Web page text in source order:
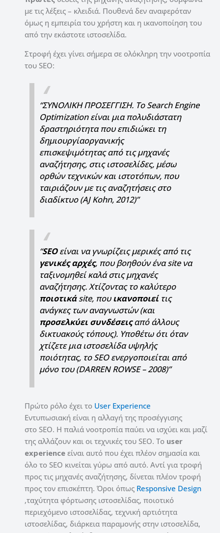
με τις λέξεις – κλειδιά. Πουθενά δεν αναφερόταν
όμως η εμπειρία του χρήστη και η ικανοποίηση του
από την εκάστοτε ιστοσελίδα.
Στροφή έχει γίνει σήμερα σε ολόκληρη την νοοτροπία
του SEO:
“ΣΥΝΟΛΙΚΗ ΠΡΟΣΕΓΓΙΣΗ. Το Search Engine
Optimization είναι μια πολυδιάστατη
δραστηριότητα που επιδιώκει τη
δημιουργίαοργανικής
επισκεψιμότητας από τις μηχανές
αναζήτησης, στις ιστοσελίδες, μέσω
ορθών τεχνικών και ιστοτόπων, που
ταιριάζουν με τις αναζητήσεις στο
διαδίκτυο (AJ Kohn, 2012)”
“SEOείναι να γνωρίζεις μερικές από τις
γενικές αρχές, που βοηθούν ένα site να
ταξινομηθεί καλά στις μηχανές
αναζήτησης. Χτίζοντας το καλύτερο
ποιοτικάsite, πουικανοποιείτις
ανάγκες των αναγνωστών (και
προσελκύει συνδέσειςαπό άλλους
δικτυακούς τόπους). Υποθέτω ότι όταν
χτίζετε μια ιστοσελίδα υψηλής
ποιότητας, το SEO ενεργοποιείται από
μόνο του (DARREN ROWSE – 2008)”
Πρώτο ρόλο έχει το User Experience
Εντυπωσιακή είναι η αλλαγή της προσέγγισης
στο SEO. Η παλιά νοοτροπία παύει να ισχύει και μαζί
της αλλάζουν και οι τεχνικές του SEO. Το user
experience είναι αυτό που έχει πλέον σημασία και
όλο το SEO κινείται γύρω από αυτό. Αντί για τροφή
προς τις μηχανές αναζήτησης, δίνεται πλέον τροφή
προς τον επισκέπτη. Όροι όπως Responsive Design
,ταχύτητα φόρτωσης ιστοσελίδας, ποιοτικό
περιεχόμενο ιστοσελίδας, τεχνική αρτιότητα
ιστοσελίδας, διάρκεια παραμονής στην ιστοσελίδα,